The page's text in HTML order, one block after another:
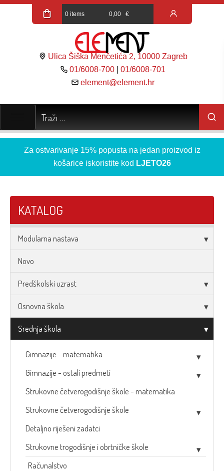
0 items 0,00 €
Ulica Šiška Menčetića 2, 10000 Zagreb
01/6008-700 |01/6008-701
element@element.hr
Za ostvarivanje 15% popusta na jedan proizvod iz
košarice iskoristite kod LJETO26
KATALOG
Modularna nastava
Novo
Predškolski uzrast
Osnovna škola
Srednja škola
Gimnazije - matematika
Gimnazije - ostali predmeti
Strukovne četverogodišnje škole - matematika
Strukovne četverogodišnje škole
Detaljno riješeni zadatci
Strukovne trogodišnje i obrtničke škole
Računalstvo